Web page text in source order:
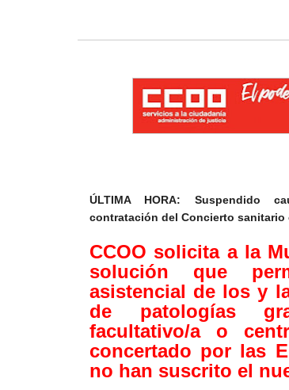
ÚLTIMA HORA: Suspendido
contratación del Concierto
CCOO solicita a la
solución que
asistencial de los y
de patologías
facultativo/a o
concertado por las
no han suscrito el